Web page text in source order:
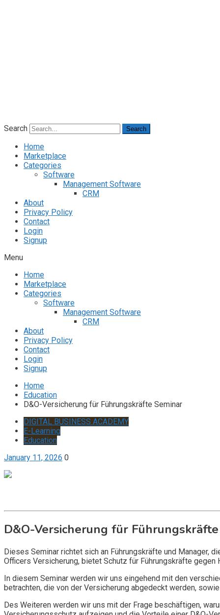
Search Search
Home
Marketplace
Categories
Software
Management Software
CRM
About
Privacy Policy
Contact
Login
Signup
Menu
Home
Marketplace
Categories
Software
Management Software
CRM
About
Privacy Policy
Contact
Login
Signup
Home
Education
D&O-Versicherung für Führungskräfte Seminar
DIGITAL BUSINESS ACADEMY
E-Learning
Education
January 11, 2026 0
D&O-Versicherung für
Dieses Seminar richtet sich an Führungskräfte und Manager,
Officers Versicherung, bietet Schutz für Führungskräfte
In diesem Seminar werden wir uns eingehend mit den
betrachten, die von der Versicherung abgedeckt werden,
Des Weiteren werden wir uns mit der Frage beschäftigen,